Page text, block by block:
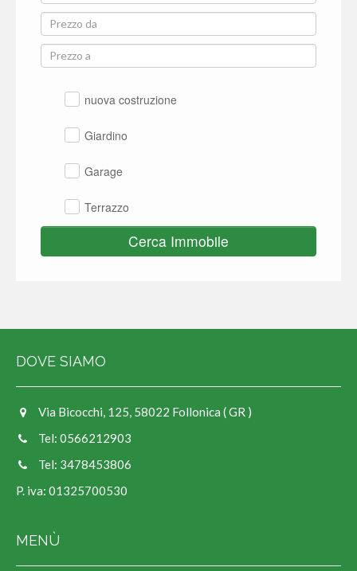
nuova costruzione
Giardino
Garage
Terrazzo
Cerca Immobile
DOVE SIAMO
Via Bicocchi, 125, 58022 Follonica ( GR )
Tel: 0566212903
Tel: 3478453806
P. iva: 01325700530
MENÙ